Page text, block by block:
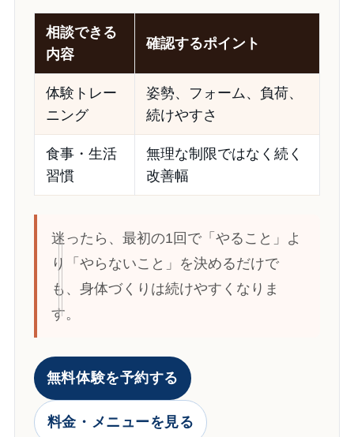
相談できる
内容
確認するポイント
体験トレー
ニング
姿勢、フォーム、負荷、
続けやすさ
食事・生活
習慣
無理な制限ではなく続く
改善幅
迷ったら、最初の1回で「やること」よ
り「やらないこと」を決めるだけで
も、身体づくりは続けやすくなりま
す。
無料体験を予約する
料金・メニューを見る